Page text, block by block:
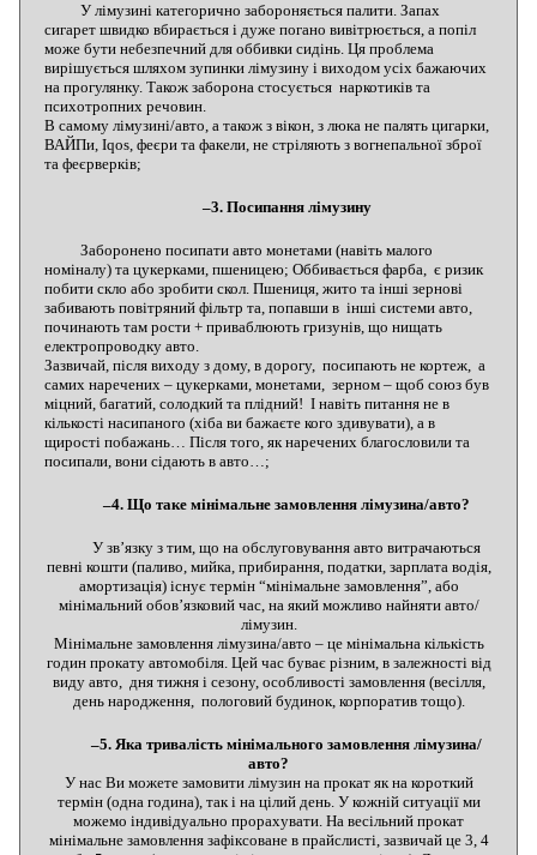
У лімузині категорично забороняється палити. Запах
сигарет швидко вбирається і дуже погано вивітрюється, а попіл
може бути небезпечний для оббивки сидінь. Ця проблема
вирішується шляхом зупинки лімузину і виходом усіх бажаючих
на прогулянку. Також заборона стосується наркотиків та
психотропних речовин.
В самому лімузині/авто, а також з вікон, з люка не палять цигарки,
ВАЙПи, Iqos, феєри та факели, не стріляють з вогнепальної зброї
та феєрверків;
–3. Посипання лімузину
Заборонено посипати авто монетами (навіть малого
номіналу) та цукерками, пшеницею; Оббивається фарба, є ризик
побити скло або зробити скол. Пшениця, жито та інші зернові
забивають повітряний фільтр та, попавши в інші системи авто,
починають там рости + приваблюють гризунів, що нищать
електропроводку авто.
Зазвичай, після виходу з дому, в дорогу, посипають не кортеж, а
самих наречених – цукерками, монетами, зерном – щоб союз був
міцний, багатий, солодкий та плідний! І навіть питання не в
кількості насипаного (хіба ви бажаєте кого здивувати), а в
щирості побажань… Після того, як наречених благословили та
посипали, вони сідають в авто…;
–4. Що таке мінімальне замовлення лімузина/авто?
У зв’язку з тим, що на обслуговування авто витрачаються
певні кошти (паливо, мийка, прибирання, податки, зарплата водія,
амортизація) існує термін “мінімальне замовлення”, або
мінімальний обов’язковий час, на який можливо найняти авто/
лімузин.
Мінімальне замовлення лімузина/авто – це мінімальна кількість
годин прокату автомобіля. Цей час буває різним, в залежності від
виду авто, дня тижня і сезону, особливості замовлення (весілля,
день народження, пологовий будинок, корпоратив тощо).
–5. Яка тривалість мінімального замовлення лімузина/
авто?
У нас Ви можете замовити лімузин на прокат як на короткий
термін (одна година), так і на цілий день. У кожній ситуації ми
можемо індивідуально прорахувати. На весільний прокат
мінімальне замовлення зафіксоване в прайслисті, зазвичай це 3, 4